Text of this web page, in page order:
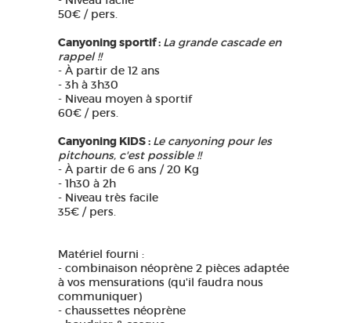
50€ / pers.
Canyoning sportif : La grande cascade en
rappel !!
- À partir de 12 ans
- 3h à 3h30
- Niveau moyen à sportif
60€ / pers.
Canyoning KIDS : Le canyoning pour les
pitchouns, c'est possible !!
- À partir de 6 ans / 20 Kg
- 1h30 à 2h
- Niveau très facile
35€ / pers.
Matériel fourni :
- combinaison néoprène 2 pièces adaptée
à vos mensurations (qu'il faudra nous
communiquer)
- chaussettes néoprène